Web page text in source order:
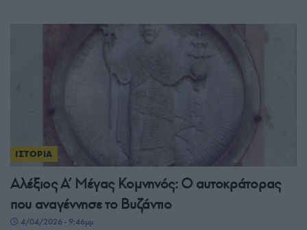
ΙΣΤΟΡΙΑ
Αλέξιος Α’ Μέγας Κομνηνός: Ο αυτοκράτορας
που αναγέννησε το Βυζάντιο
4/04/2026 - 9:46μμ